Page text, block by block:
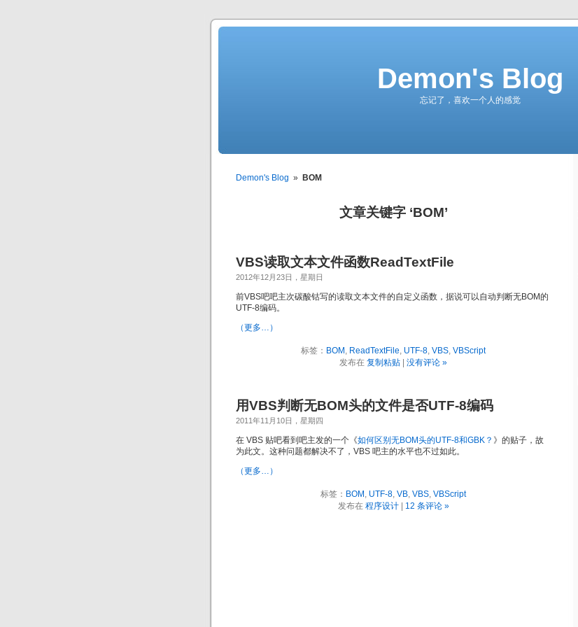
Demon's Blog
忘记了，喜欢一个人的感觉
Demon's Blog » BOM
文章关键字 ‘BOM’
VBS读取文本文件函数ReadTextFile
2012年12月23日，星期日
前VBS吧吧主次碳酸钴写的读取文本文件的自定义函数，据说可以自动判断无BOM的
UTF-8编码。
（更多…）
标签： BOM , ReadTextFile, UTF-8, VBS, VBScript
发布在 复制粘贴 没有评论 »
用VBS判断无BOM头的文件是否UTF-8编码
2011年11月10日，星期四
在 VBS 贴吧看到吧主发的一个《如何区别无BOM头的UTF-8和GBK？ 》的贴子，故
为此文。这种问题都解决不了，VBS 吧主的水平也不过如此。
（更多…）
标签： BOM , UTF-8, VB, VBS, VBScript
发布在 程序设计| 12 条评论 »